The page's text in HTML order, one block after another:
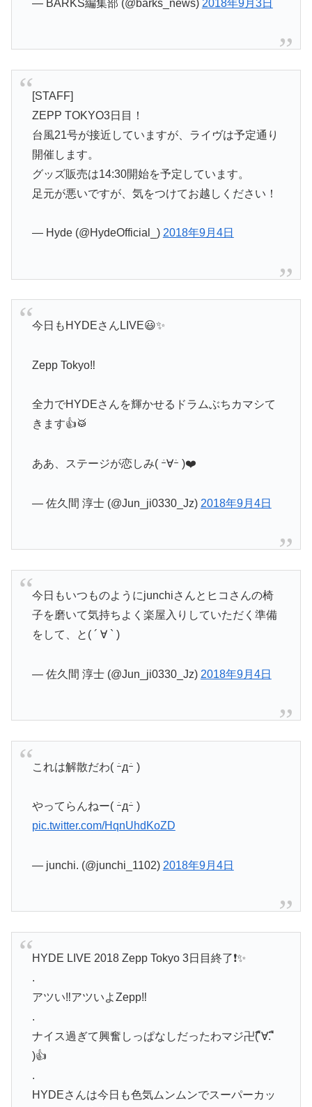
— BARKS編集部 (@barks_news) 2018年9月3日
[STAFF]
ZEPP TOKYO3日目！
台風21号が接近していますが、ライヴは予定通り
開催します。
グッズ販売は14:30開始を予定しています。
足元が悪いですが、気をつけてお越しください！
— Hyde (@HydeOfficial_) 2018年9月4日
今日もHYDEさんLIVE😃✨
Zepp Tokyo‼️
全力でHYDEさんを輝かせるドラムぶちカマシて
きます👍🥁
ああ、ステージが恋しみ( ｰ́∀ｰ̀ )❤️
— 佐久間 淳士 (@Jun_ji0330_Jz) 2018年9月4日
今日もいつものようにjunchiさんとヒコさんの椅
子を磨いて気持ちよく楽屋入りしていただく準備
をして、と( ´ ∀ ` )
— 佐久間 淳士 (@Jun_ji0330_Jz) 2018年9月4日
これは解散だわ( ｰ̀дｰ́ )
やってらんねー( ｰ̀дｰ́ )
pic.twitter.com/HqnUhdKoZD
— junchi. (@junchi_1102) 2018年9月4日
HYDE LIVE 2018 Zepp Tokyo 3日目終了❗️✨
.
アツい‼️アツいよZepp‼️
.
ナイス過ぎて興奮しっぱなしだったわマジ卍( ื∀. ื
)👍
.
HYDEさんは今日も色気ムンムンでスーパーカッ